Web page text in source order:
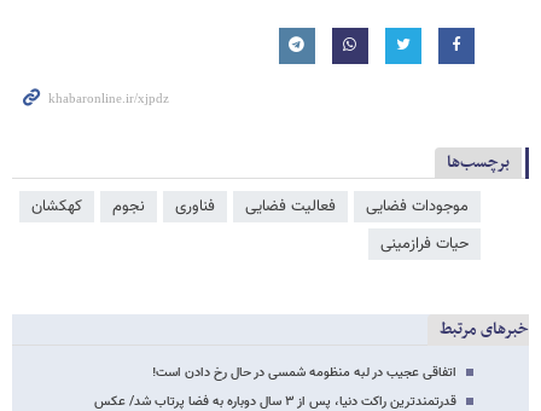
برچسب‌ها
موجودات فضایی فعالیت فضایی فناوری نجوم
کهکشان
حیات فرازمینی
خبرهای مرتبط
اتفاقی عجیب در لبه منظومه شمسی در حال رخ دادن است!
قدرتمندترین راکت دنیا، پس از ۳ سال دوباره به فضا پرتاب شد/ عکس